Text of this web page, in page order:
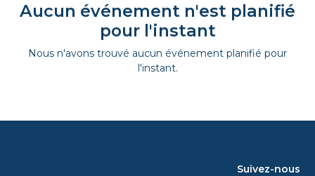
Aucun événement n'est planifié
pour l'instant
Nous n'avons trouvé aucun événement planifié pour
l'instant.
Suivez-nous